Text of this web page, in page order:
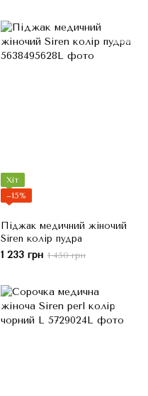
Хіт
−15%
Піджак медичний жіночий
Siren колір пудра
1 233 грн 1 450 грн